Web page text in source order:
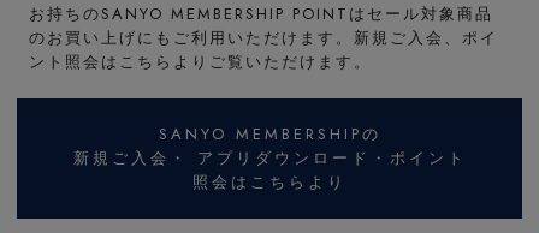
お持ちのSANYO MEMBERSHIP POINTはセール対象商品
のお買い上げにもご利用いただけます。新規ご入会、ポイ
ント照会はこちらよりご覧いただけます。
SANYO MEMBERSHIPの
新規ご入会・ アプリダウンロード・ポイント
照会はこちらより